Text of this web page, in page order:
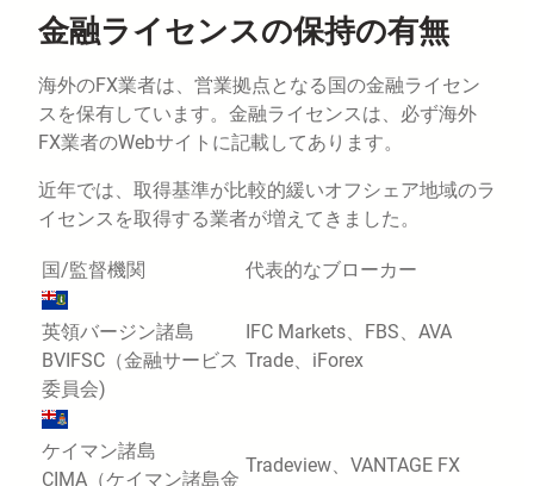
金融ライセンスの保持の有無
海外のFX業者は、営業拠点となる国の金融ライセン
スを保有しています。金融ライセンスは、必ず海外
FX業者のWebサイトに記載してあります。
近年では、取得基準が比較的緩いオフシェア地域のラ
イセンスを取得する業者が増えてきました。
国/監督機関 代表的なブローカー
英領バージン諸島
BVIFSC（金融サービス
委員会)
IFC Markets、FBS、AVA
Trade、iForex
ケイマン諸島
CIMA（ケイマン諸島金
Tradeview、VANTAGE FX